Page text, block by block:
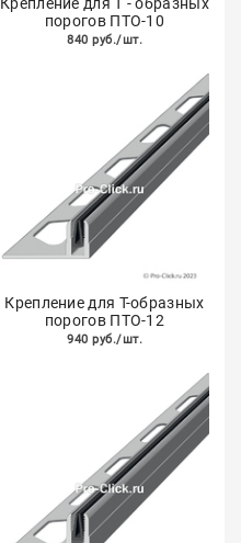
порогов ПТО-10
840 руб./шт.
Крепление для Т-образных
порогов ПТО-12
940 руб./шт.